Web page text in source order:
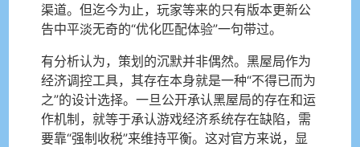
渠道。但迄今为止，玩家等来的只有版本更新公
告中平淡无奇的“优化匹配体验”一句带过。
有分析认为，策划的沉默并非偶然。黑屋局作为
经济调控工具，其存在本身就是一种“不得已而为
之”的设计选择。一旦公开承认黑屋局的存在和运
作机制，就等于承认游戏经济系统存在缺陷，需
要靠“强制收税”来维持平衡。这对官方来说，显